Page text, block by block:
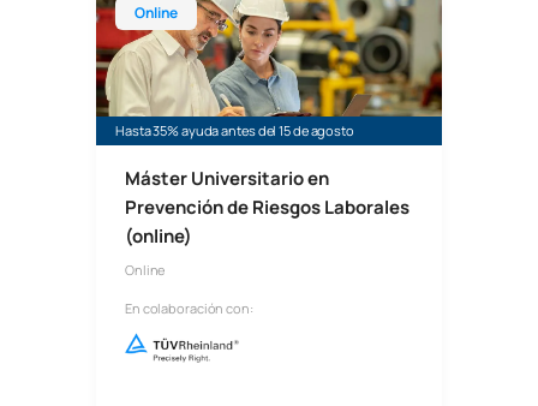
Online
Hasta 35% ayuda antes del 15 de agosto
Máster Universitario en
Prevención de Riesgos Laborales
(online)
Online
En colaboración con: